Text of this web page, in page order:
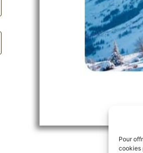
Pour
cookies